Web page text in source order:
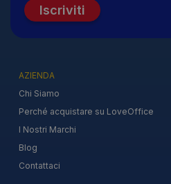
Iscriviti
AZIENDA
Chi Siamo
Perché acquistare su LoveOffice
I Nostri Marchi
Blog
Contattaci